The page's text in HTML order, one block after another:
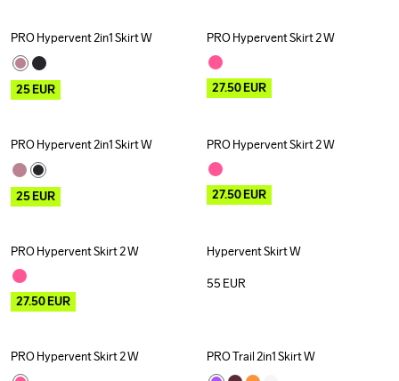
Outlet
PRO Hypervent 2in1 Skirt W
25EUR
Outlet
PRO Hypervent Skirt 2 W
27.50EUR
Outlet
PRO Hypervent 2in1 Skirt W
25EUR
Outlet
PRO Hypervent Skirt 2 W
27.50EUR
Outlet
PRO Hypervent Skirt 2 W
27.50EUR
New
Hypervent Skirt W
55 EUR
Outlet
PRO Hypervent Skirt 2 W Outlet
PRO Trail 2in1 Skirt W